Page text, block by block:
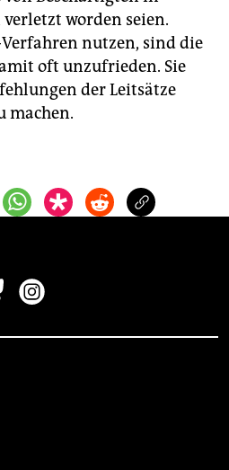
worden seien.
Verfahren nutzen, sind die
oft unzufrieden. Sie
der Leitsätze
machen.